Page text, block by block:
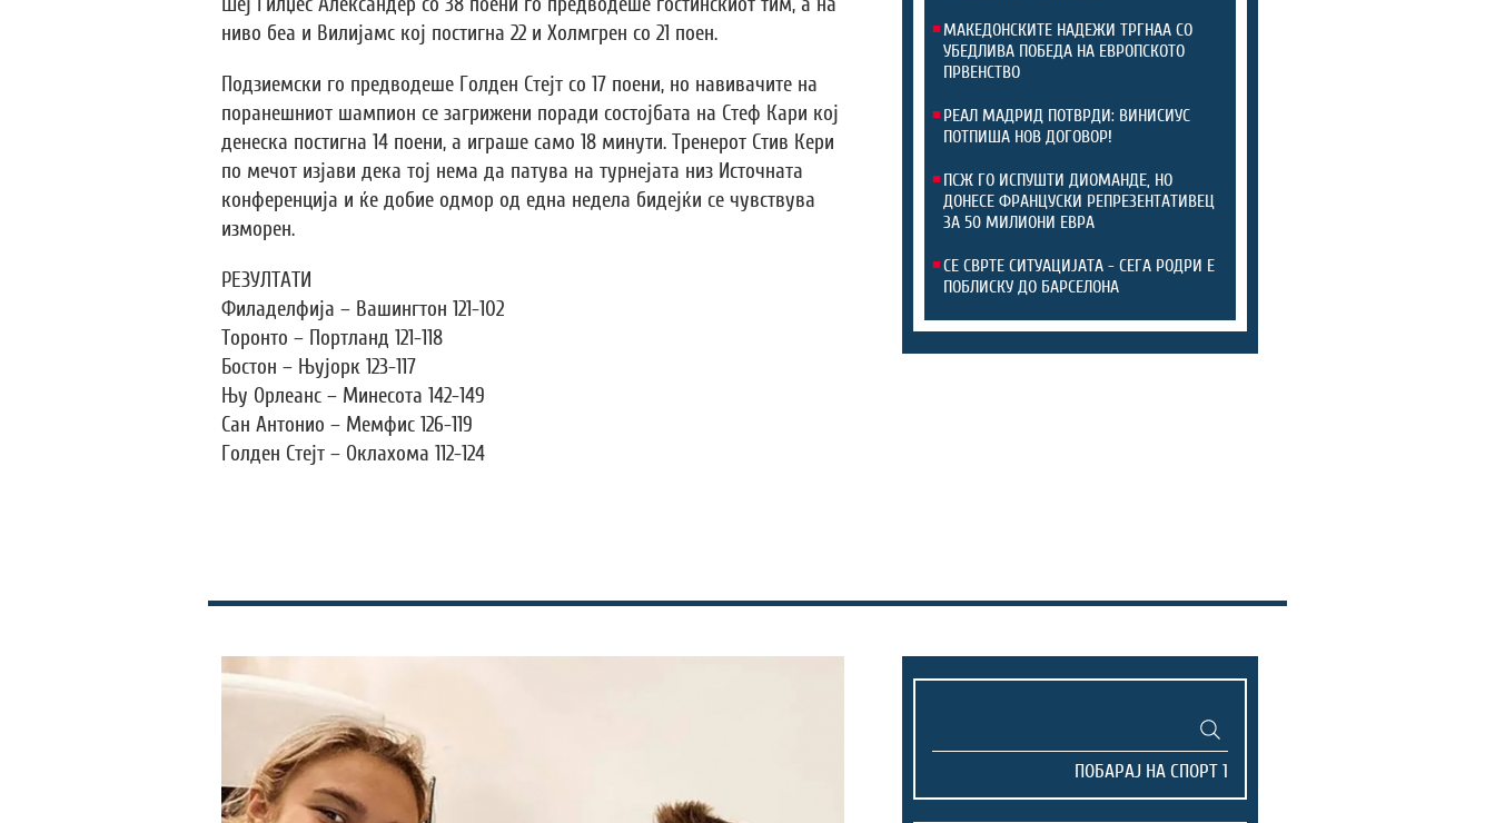
ниво беа и Вилијамс кој постигна 22 и Холмгрен со 21 поен.
Подзиемски го предводеше Голден Стејт со 17 поени, но навивачите на
поранешниот шампион се загрижени поради состојбата на Стеф Кари кој
денеска постигна 14 поени, а играше само 18 минути. Тренерот Стив Кери
по мечот изјави дека тој нема да патува на турнејата низ Источната
конференција и ќе добие одмор од една недела бидејќи се чувствува
изморен.
РЕЗУЛТАТИ
Филаделфија – Вашингтон 121-102
Торонто – Портланд 121-118
Бостон – Њујорк 123-117
Њу Орлеанс – Минесота 142-149
Сан Антонио – Мемфис 126-119
Голден Стејт – Оклахома 112-124
МАКЕДОНСКИТЕ НАДЕЖИ ТРГНАА СО
УБЕДЛИВА ПОБЕДА НА ЕВРОПСКОТО
ПРВЕНСТВО
РЕАЛ МАДРИД ПОТВРДИ: ВИНИСИУС
ПОТПИША НОВ ДОГОВОР!
ПСЖ ГО ИСПУШТИ ДИОМАНДЕ, НО
ДОНЕСЕ ФРАНЦУСКИ РЕПРЕЗЕНТАТИВЕЦ
ЗА 50 МИЛИОНИ ЕВРА
СЕ СВРТЕ СИТУАЦИЈАТА - СЕГА РОДРИ Е
ПОБЛИСКУ ДО БАРСЕЛОНА